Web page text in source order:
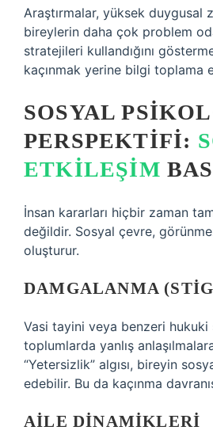
Araştırmalar, yüksek duygusal
bireylerin daha çok problem
stratejileri kullandığını
kaçınmak yerine bilgi toplama
SOSYAL
PERSPEKTIFI:
ETKILEŞIM
İnsan kararları hiçbir zaman
değildir. Sosyal çevre,
oluşturur.
DAMGALANMA
Vasi tayini veya benzeri hukuki
toplumlarda yanlış
“Yetersizlik” algısı, bireyin
edebilir. Bu da kaçınma
AILE DINAMIKLERI